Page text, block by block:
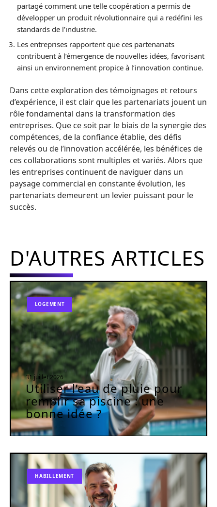
partagé comment une telle coopération a permis de
développer un produit révolutionnaire qui a redéfini les
standards de l’industrie.
Les entreprises rapportent que ces partenariats
contribuent à l’émergence de nouvelles idées, favorisant
ainsi un environnement propice à l’innovation continue.
Dans cette exploration des témoignages et retours
d’expérience, il est clair que les partenariats jouent un
rôle fondamental dans la transformation des
entreprises. Que ce soit par le biais de la synergie des
compétences, de la confiance établie, des défis
relevés ou de l’innovation accélérée, les bénéfices de
ces collaborations sont multiples et variés. Alors que
les entreprises continuent de naviguer dans un
paysage commercial en constante évolution, les
partenariats demeurent un levier puissant pour le
succès.
D'AUTRES ARTICLES
LOGEMENT
31 juillet 2026
Utiliser l’eau de pluie pour
remplir sa piscine : une
bonne idée ?
HABILLEMENT